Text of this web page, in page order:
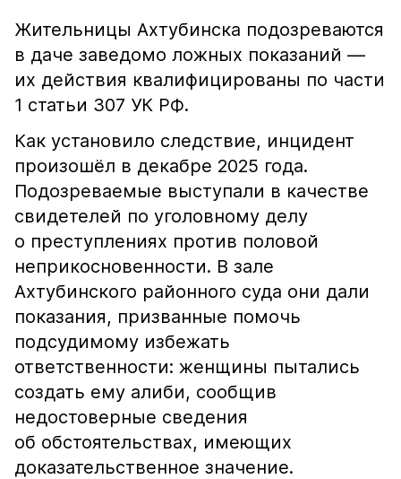
Жительницы Ахтубинска подозреваются
в даче заведомо ложных показаний —
их действия квалифицированы по части
1 статьи 307 УК РФ.
Как установило следствие, инцидент
произошёл в декабре 2025 года.
Подозреваемые выступали в качестве
свидетелей по уголовному делу
о преступлениях против половой
неприкосновенности. В зале
Ахтубинского районного суда они дали
показания, призванные помочь
подсудимому избежать
ответственности: женщины пытались
создать ему алиби, сообщив
недостоверные сведения
об обстоятельствах, имеющих
доказательственное значение.